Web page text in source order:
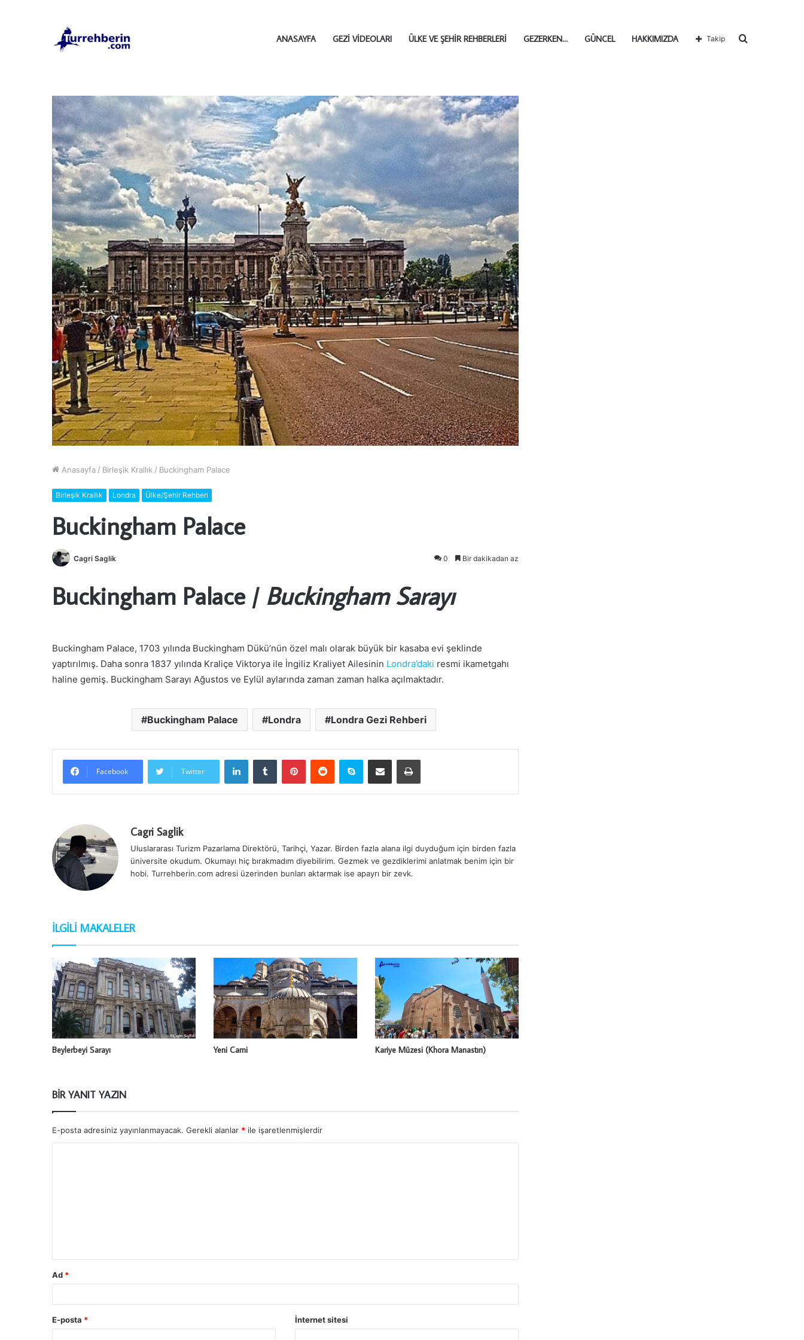
ANASAYFA GEZI VIDEOLARI ÜLKE VE ŞEHIR REHBERLERI GEZERKEN… GÜNCEL HAKKIMIZDA Arama
Takip
Anasayfa / Birleşik Krallık / Buckingham Palace
Birleşik Krallık Londra Ülke/Şehir Rehberi
Buckingham Palace
Cagri Saglik 0 Bir dakikadan az
Buckingham Palace/ Buckingham Sarayı
Buckingham Palace, 1703 yılında Buckingham Dükü’nün özel malı olarak büyük bir kasaba evi şeklinde
yaptırılmış. Daha sonra 1837 yılında Kraliçe Viktorya ile İngiliz Kraliyet Ailesinin Londra’daki resmi ikametgahı
haline gemiş. Buckingham Sarayı Ağustos ve Eylül aylarında zaman zaman halka açılmaktadır.
Buckingham Palace Londra Londra Gezi Rehberi
Facebook Twitter
LinkedInTumblr PinterestReddit Skype E-Posta ile paylaş Yazdır
Cagri Saglik
Uluslararası Turizm Pazarlama Direktörü, Tarihçi, Yazar. Birden fazla alana ilgi duyduğum için birden fazla
üniversite okudum. Okumayı hiç bırakmadım diyebilirim. Gezmek ve gezdiklerimi anlatmak benim için bir
hobi. Turrehberin.com adresi üzerinden bunları aktarmak ise apayrı bir zevk.
İLGILI MAKALELER
Beylerbeyi Sarayı Yeni Cami Kariye Müzesi (Khora Manastırı)
BIR YANIT YAZIN
E-posta adresiniz yayınlanmayacak. Gerekli alanlar * ile işaretlenmişlerdir
Ad *
E-posta * İnternet sitesi